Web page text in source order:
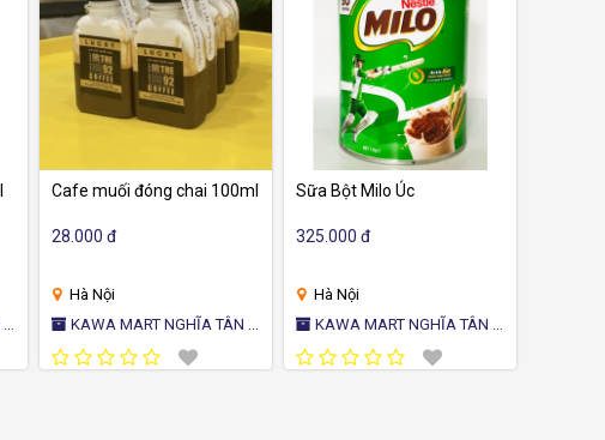
Cafe muối đóng chai 100ml
28.000 đ
Hà Nội
KAWA MART NGHĨA TÂN -
CỬA HÀNG TIỆN ÍCH NHẬT
BẢN
Sữa Bột Milo Úc
325.000 đ
Hà Nội
KAWA MART NGHĨA TÂN -
CỬA HÀNG TIỆN ÍCH NHẬT
BẢN